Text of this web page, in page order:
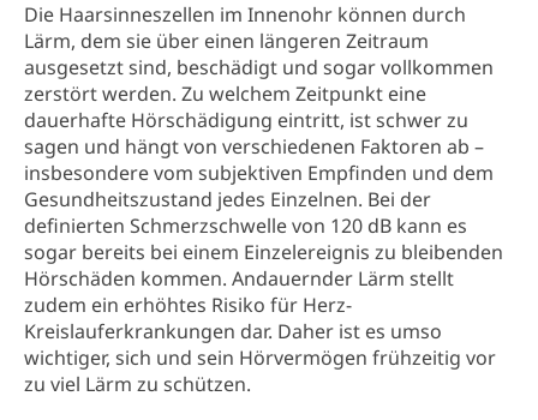
Die Haarsinneszellen im Innenohr können durch
Lärm, dem sie über einen längeren Zeitraum
ausgesetzt sind, beschädigt und sogar vollkommen
zerstört werden. Zu welchem Zeitpunkt eine
dauerhafte Hörschädigung eintritt, ist schwer zu
sagen und hängt von verschiedenen Faktoren ab –
insbesondere vom subjektiven Empfinden und dem
Gesundheitszustand jedes Einzelnen. Bei der
definierten Schmerzschwelle von 120 dB kann es
sogar bereits bei einem Einzelereignis zu bleibenden
Hörschäden kommen. Andauernder Lärm stellt
zudem ein erhöhtes Risiko für Herz-
Kreislauferkrankungen dar. Daher ist es umso
wichtiger, sich und sein Hörvermögen frühzeitig vor
zu viel Lärm zu schützen.